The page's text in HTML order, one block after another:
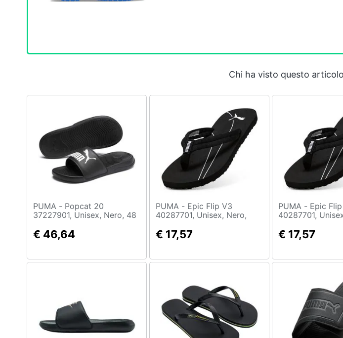
Chi ha visto questo
PUMA - Popcat 20
37227901, Unisex, Nero, 48
€ 46,64
PUMA - Epic Flip V3
40287701, Unisex, Nero,
€ 17,57
PUMA - Epic Flip V3
40287701,
€ 17,57